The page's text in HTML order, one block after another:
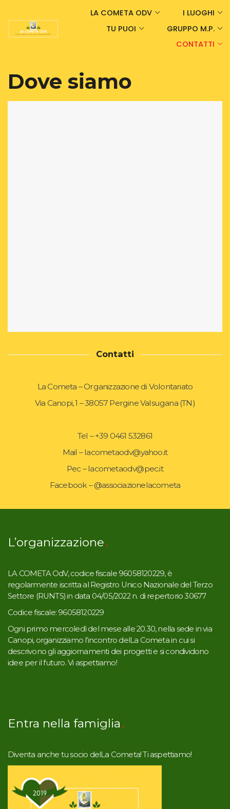
LA COMETA ODV
I LUOGHI
TU PUOI
GRUPPO M.P.
CONTATTI
Dove siamo
Contatti
La Cometa – Organizzazione di Volontariato
Via Canopi, 1 – 38057 Pergine Valsugana (TN)
Tel – +39 0461 532861
Mail – lacometaodv@yahoo.it
Pec – lacometaodv@pec.it
Facebook – @associazionelacometa
L’organizzazione
LA COMETA OdV, codice fiscale 96058120229, è
regolarmente iscritta al Registro Unico Nazionale del Terzo
Settore (RUNTS) in data 04/05/2022 n. di repertorio 30677
Codice fiscale: 96058120229
Ogni primo mercoledì del mese alle 20.30, nella sede in via
Canopi, organizziamo l’incontro delLa Cometa in cui si
descrivono gli aggiornamenti dei progetti e si condividono
idee per il futuro. Vi aspettiamo!
Entra nella famiglia
Diventa anche tu socio delLa Cometa! Ti aspettiamo!